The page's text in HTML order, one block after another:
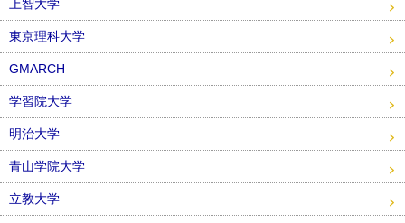
上智大学
東京理科大学
GMARCH
学習院大学
明治大学
青山学院大学
立教大学